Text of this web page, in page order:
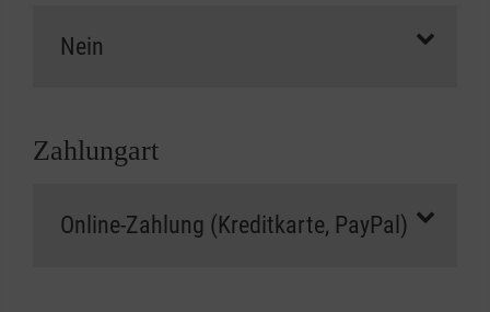
Zahlungart